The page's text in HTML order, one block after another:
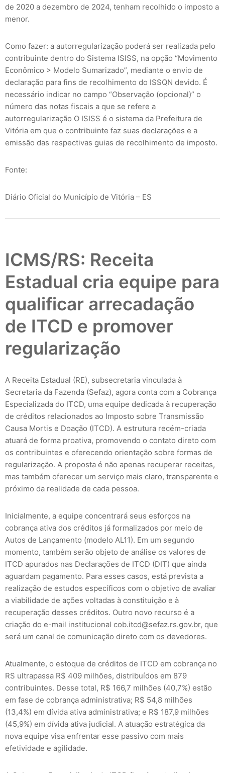
de 2020 a dezembro de 2024, tenham recolhido o imposto a
menor.
Como fazer: a autorregularização poderá ser realizada pelo
contribuinte dentro do Sistema ISISS, na opção “Movimento
Econômico > Modelo Sumarizado”, mediante o envio de
declaração para fins de recolhimento do ISSQN devido. É
necessário indicar no campo “Observação (opcional)” o
número das notas fiscais a que se refere a
autorregularização O ISISS é o sistema da Prefeitura de
Vitória em que o contribuinte faz suas declarações e a
emissão das respectivas guias de recolhimento de imposto.
Fonte:
Diário Oficial do Município de Vitória – ES
ICMS/RS: Receita
Estadual cria equipe para
qualificar arrecadação
de ITCD e promover
regularização
A Receita Estadual (RE), subsecretaria vinculada à
Secretaria da Fazenda (Sefaz), agora conta com a Cobrança
Especializada do ITCD, uma equipe dedicada à recuperação
de créditos relacionados ao Imposto sobre Transmissão
Causa Mortis e Doação (ITCD). A estrutura recém-criada
atuará de forma proativa, promovendo o contato direto com
os contribuintes e oferecendo orientação sobre formas de
regularização. A proposta é não apenas recuperar receitas,
mas também oferecer um serviço mais claro, transparente e
próximo da realidade de cada pessoa.
Inicialmente, a equipe concentrará seus esforços na
cobrança ativa dos créditos já formalizados por meio de
Autos de Lançamento (modelo AL11). Em um segundo
momento, também serão objeto de análise os valores de
ITCD apurados nas Declarações de ITCD (DIT) que ainda
aguardam pagamento. Para esses casos, está prevista a
realização de estudos específicos com o objetivo de avaliar
a viabilidade de ações voltadas à constituição e à
recuperação desses créditos. Outro novo recurso é a
criação do e-mail institucional cob.itcd@sefaz.rs.gov.br, que
será um canal de comunicação direto com os devedores.
Atualmente, o estoque de créditos de ITCD em cobrança no
RS ultrapassa R$ 409 milhões, distribuídos em 879
contribuintes. Desse total, R$ 166,7 milhões (40,7%) estão
em fase de cobrança administrativa; R$ 54,8 milhões
(13,4%) em dívida ativa administrativa; e R$ 187,9 milhões
(45,9%) em dívida ativa judicial. A atuação estratégica da
nova equipe visa enfrentar esse passivo com mais
efetividade e agilidade.